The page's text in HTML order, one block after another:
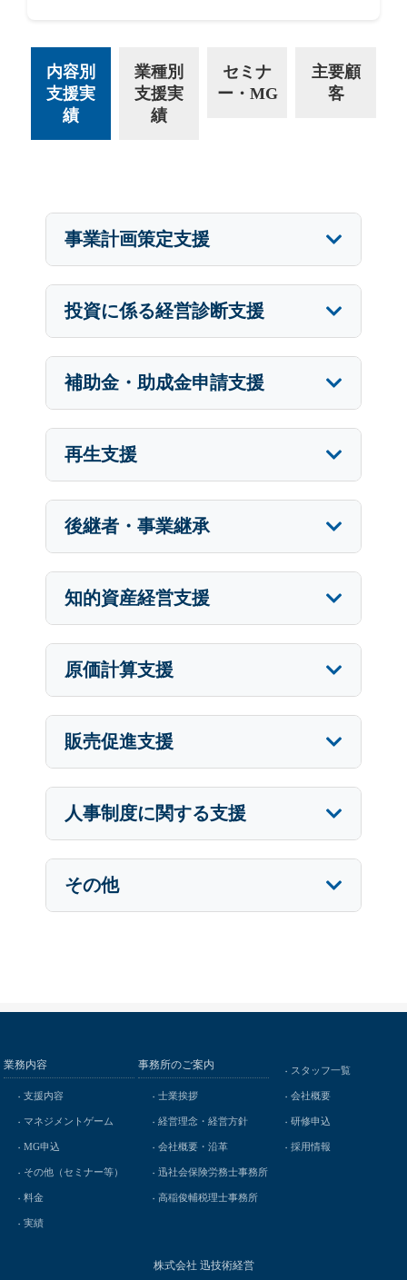
内容別
支援実
績
業種別
支援実
績
セミナ
ー・MG
主要顧
客
事業計画策定支援
投資に係る経営診断支援
補助金・助成金申請支援
再生支援
後継者・事業継承
知的資産経営支援
原価計算支援
販売促進支援
人事制度に関する支援
その他
業務内容
支援内容
マネジメントゲーム
MG申込
その他（セミナー等）
料金
実績
事務所のご案内
士業挨拶
経営理念・経営方針
会社概要・沿革
迅社会保険労務士事務所
高稲俊輔税理士事務所
スタッフ一覧
会社概要
研修申込
採用情報
株式会社 迅技術経営